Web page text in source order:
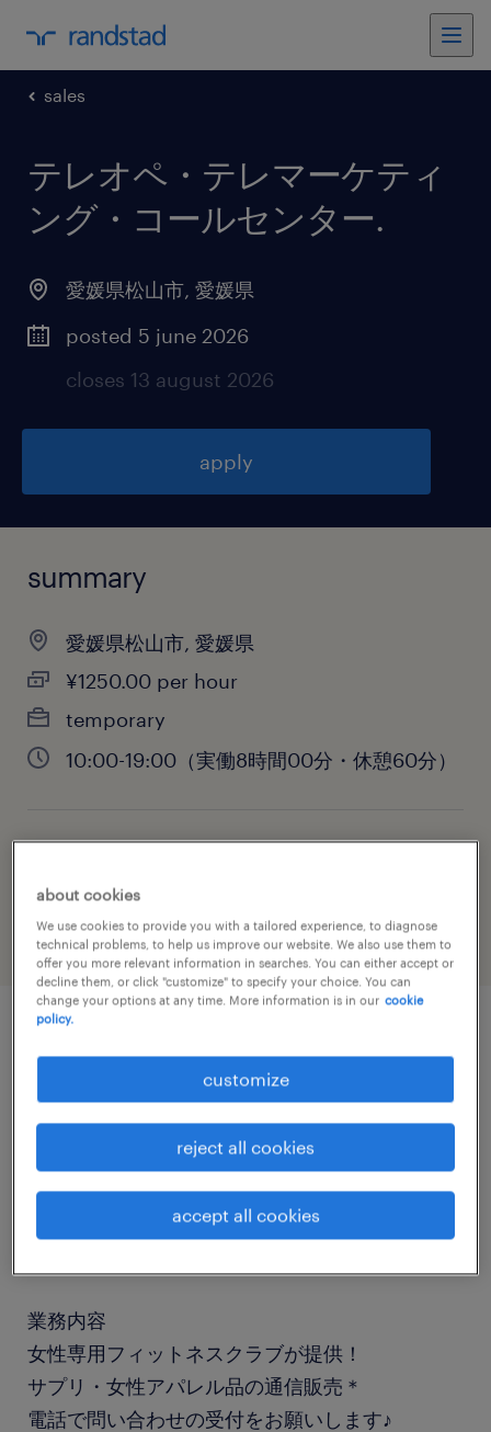
sales
テレオペ・テレマーケティ
ング・コールセンター.
愛媛県松山市, 愛媛県
posted 5 june 2026
closes 13 august 2026
apply
summary
愛媛県松山市, 愛媛県
¥1250.00 per hour
temporary
10:00-19:00（実働8時間00分・休憩60分）
sales
job details
職種
テレオペ・テレマーケティング・コールセンター
業務内容
女性専用フィットネスクラブが提供！
サプリ・女性アパレル品の通信販売＊
電話で問い合わせの受付をお願いします♪
about cookies
We use cookies to provide you with a tailored experience, to diagnose
technical problems, to help us improve our website. We also use them to
offer you more relevant information in searches. You can either accept or
decline them, or click "customize" to specify your choice. You can
change your options at any time. More information is in our cookie
policy.
customize
reject all cookies
accept all cookies